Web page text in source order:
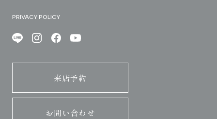
PRIVACY POLICY
来店予約
お問い合わせ